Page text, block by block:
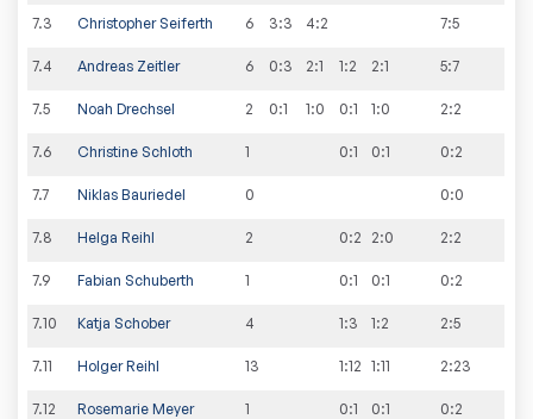
7.3 Christopher Seiferth 6 3:3 4:2 7:5
7.4 Andreas Zeitler 6 0:3 2:1 1:2 2:1 5:7
7.5 Noah Drechsel 2 0:1 1:0 0:1 1:0 2:2
7.6 Christine Schloth 1 0:1 0:1 0:2
7.7 Niklas Bauriedel 0 0:0
7.8 Helga Reihl 2 0:2 2:0 2:2
7.9 Fabian Schuberth 1 0:1 0:1 0:2
7.10 Katja Schober 4 1:3 1:2 2:5
7.11 Holger Reihl 13 1:12 1:11 2:23
7.12 Rosemarie Meyer 1 0:1 0:1 0:2